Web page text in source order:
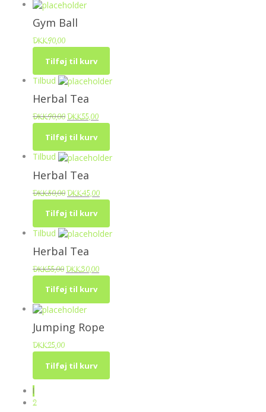
Gym Ball
DKK90,00
Tilføj til kurv
Tilbud
Herbal Tea
DKK90,00DKK55,00
Tilføj til kurv
Tilbud
Herbal Tea
DKK80,00DKK45,00
Tilføj til kurv
Tilbud
Herbal Tea
DKK55,00DKK30,00
Tilføj til kurv
Jumping Rope
DKK25,00
Tilføj til kurv
1
2